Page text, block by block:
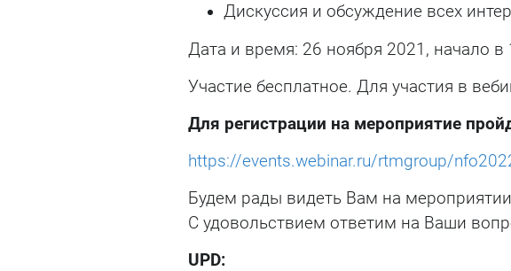
Дискуссия и обсуждение всех
Дата и время: 26 ноября 2021, начало в
Участие бесплатное. Для участия в
Для регистрации на мероприятие
https://events.webinar.ru/rtmgroup/
Будем рады видеть Вам на
С удовольствием ответим на Ваши
UPD: